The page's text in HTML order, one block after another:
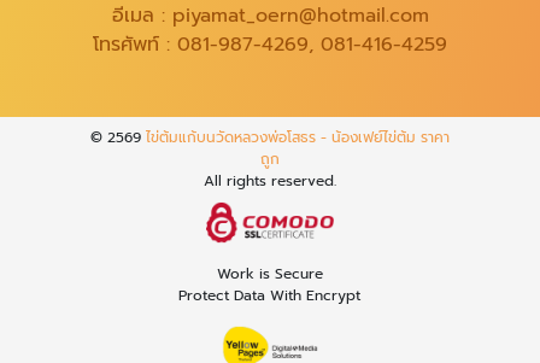
อีเมล : piyamat_oern@hotmail.com
โทรศัพท์ : 081-987-4269, 081-416-4259
© 2569 ไข่ต้มแก้บนวัดหลวงพ่อโสธร - น้องเฟย์ไข่ต้ม ราคา
ถูก
All rights reserved.
Work is Secure
Protect Data With Encrypt